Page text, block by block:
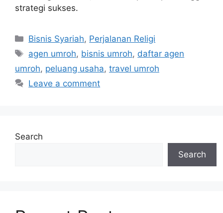
strategi sukses.
Categories
Bisnis Syariah, Perjalanan Religi
Tags
agen umroh, bisnis umroh, daftar agen
umroh, peluang usaha, travel umroh
Leave a comment
Search
Search